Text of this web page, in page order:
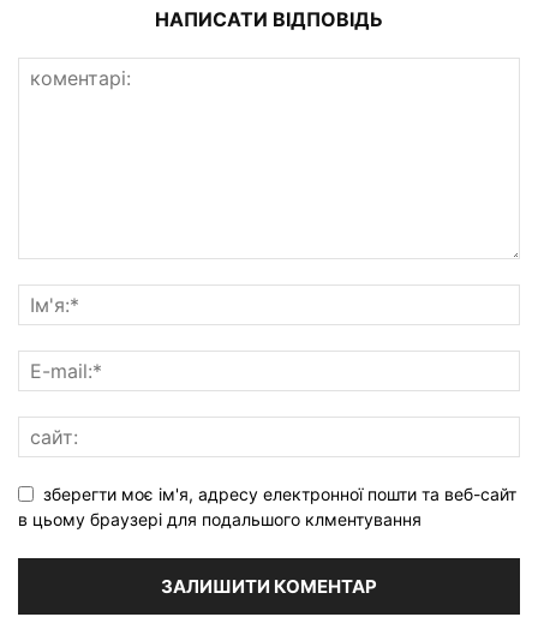
НАПИСАТИ ВІДПОВІДЬ
зберегти моє ім'я, адресу електронної пошти та веб-сайт
в цьому браузері для подальшого клментування